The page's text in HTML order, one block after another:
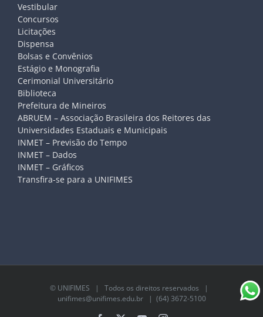
Vestibular
Concursos
Licitações
Dispensa
Bolsas e Convênios
Estágio e Monografia
Cerimonial Universitário
Biblioteca
Prefeitura de Mineiros
ABRUEM – Associação Brasileira dos Reitores das
Universidades Estaduais e Municipais
INMET – Previsão do Tempo
INMET – Dados
INMET – Gráficos
Transfira-se para a UNIFIMES
© UNIFIMES | Todos os direitos reservados |
unifimes@unifimes.edu.br| (64) 3672-5100